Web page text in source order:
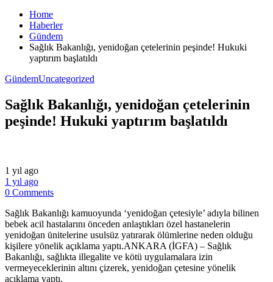
Home
Haberler
Gündem
Sağlık Bakanlığı, yenidoğan çetelerinin peşinde! Hukuki
yaptırım başlatıldı
GündemUncategorized
Sağlık Bakanlığı, yenidoğan çetelerinin
peşinde! Hukuki yaptırım başlatıldı
1 yıl ago
1 yıl ago
0 Comments
Sağlık Bakanlığı kamuoyunda ‘yenidoğan çetesiyle’ adıyla bilinen
bebek acil hastalarını önceden anlaştıkları özel hastanelerin
yenidoğan ünitelerine usulsüz yatırarak ölümlerine neden olduğu
kişilere yönelik açıklama yaptı.ANKARA (İGFA) – Sağlık
Bakanlığı, sağlıkta illegalite ve kötü uygulamalara izin
vermeyeceklerinin altını çizerek, yenidoğan çetesine yönelik
açıklama yaptı.